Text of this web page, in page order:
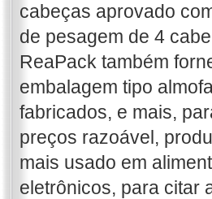
cabeças aprovado
de pesagem de 4
ReaPack também
embalagem tipo
fabricados, e mais,
preços razoável,
mais usado em
eletrônicos, para citar